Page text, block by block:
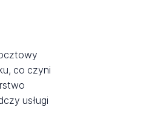
co czyni
usługi